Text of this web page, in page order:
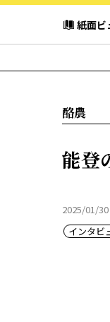
紙面ビ
酪農
能登
2025/01/
インタビ